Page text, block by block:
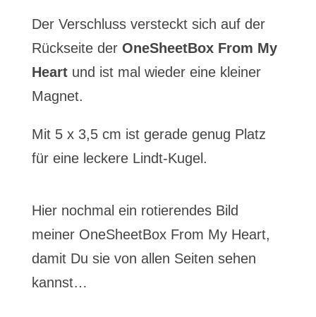
Der Verschluss versteckt sich auf der
Rückseite der OneSheetBox From My
Heartund ist mal wieder eine kleiner
Magnet.
Mit 5 x 3,5 cm ist gerade genug Platz
für eine leckere Lindt-Kugel.
Hier nochmal ein rotierendes Bild
meiner OneSheetBox From My Heart,
damit Du sie von allen Seiten sehen
kannst…